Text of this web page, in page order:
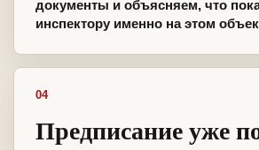
документы и объясняем, что
инспектору именно на этом
04
Предписание уже